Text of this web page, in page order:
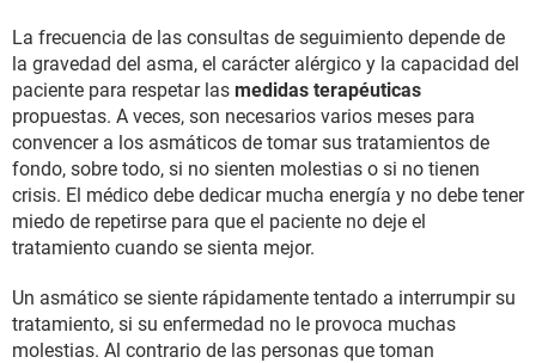
La frecuencia de las consultas de seguimiento depende de
la gravedad del asma, el carácter alérgico y la capacidad del
paciente para respetar las medidas terapéuticas
propuestas. A veces, son necesarios varios meses para
convencer a los asmáticos de tomar sus tratamientos de
fondo, sobre todo, si no sienten molestias o si no tienen
crisis. El médico debe dedicar mucha energía y no debe tener
miedo de repetirse para que el paciente no deje el
tratamiento cuando se sienta mejor.
Un asmático se siente rápidamente tentado a interrumpir su
tratamiento, si su enfermedad no le provoca muchas
molestias. Al contrario de las personas que toman